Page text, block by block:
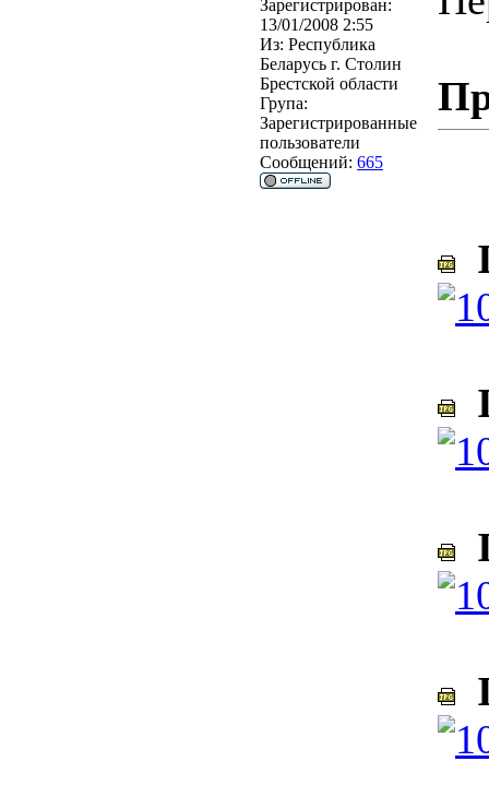
Зарегистрирован:
13/01/2008 2:55
Из: Республика
Беларусь г. Столин
Брестской области
Група:
Зарегистрированные
пользователи
Сообщений: 665